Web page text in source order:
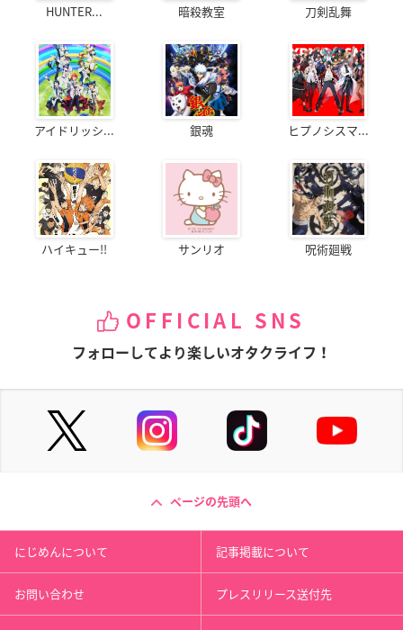
HUNTER... 暗殺教室 刀剣乱舞
アイドリッシ... 銀魂 ヒプノシスマ...
ハイキュー!! サンリオ 呪術廻戦
OFFICIAL SNS
フォローしてより楽しいオタクライフ！
ページの先頭へ
にじめんについて 記事掲載について
お問い合わせ プレスリリース送付先